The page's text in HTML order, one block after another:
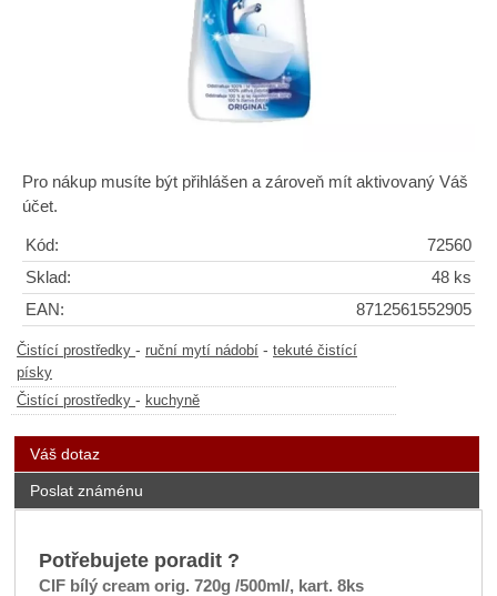
Pro nákup musíte být přihlášen a zároveň mít aktivovaný Váš
účet.
Kód:
72560
Sklad:
48 ks
EAN:
8712561552905
Čistící prostředky - ruční mytí nádobí - tekuté čistící
písky
Čistící prostředky - kuchyně
Váš dotaz
Poslat známénu
Potřebujete poradit ?
CIF bílý cream orig. 720g /500ml/, kart. 8ks